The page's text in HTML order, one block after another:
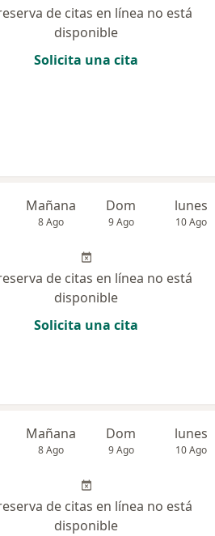
de citas en línea no está
disponible
Solicita una cita
Mañana
8 Ago
Dom
9 Ago
lunes
10 Ago
de citas en línea no está
disponible
Solicita una cita
Mañana
8 Ago
Dom
9 Ago
lunes
10 Ago
de citas en línea no está
disponible